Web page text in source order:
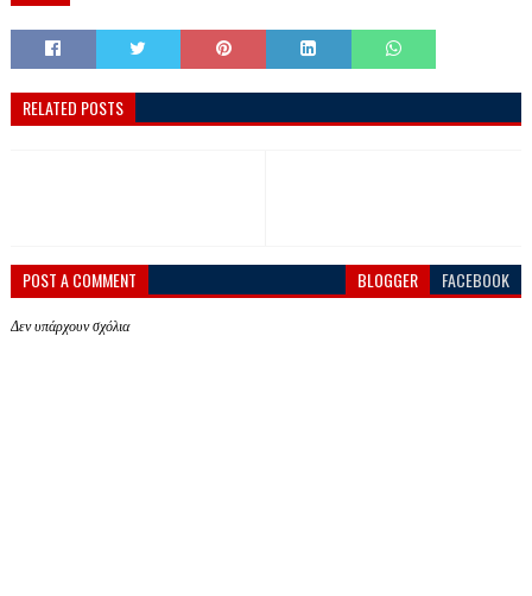
RELATED POSTS
POST A COMMENT BLOGGER FACEBOOK
Δεν υπάρχουν σχόλια